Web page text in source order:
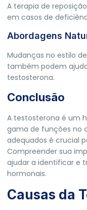
A terapia de
em casos de
Abordagens
Mudanças no estilo
também podem
testosterona.
Conclusão
A testosterona é um
gama de funções no
adequados é crucial
Compreender sua
ajudar a identificar e
hormonais.
Causas da